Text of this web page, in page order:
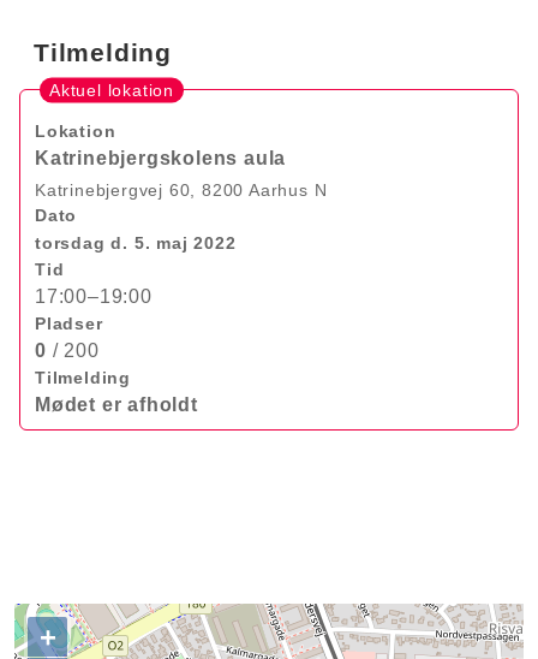
Tilmelding
Aktuel lokation
Lokation
Katrinebjergskolens aula
Katrinebjergvej 60, 8200 Aarhus N
Dato
torsdag d. 5. maj 2022
Tid
17:00–19:00
Pladser
0 / 200
Tilmelding
Mødet er afholdt
+